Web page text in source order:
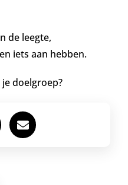
de leegte,
iets aan hebben.
doelgroep?